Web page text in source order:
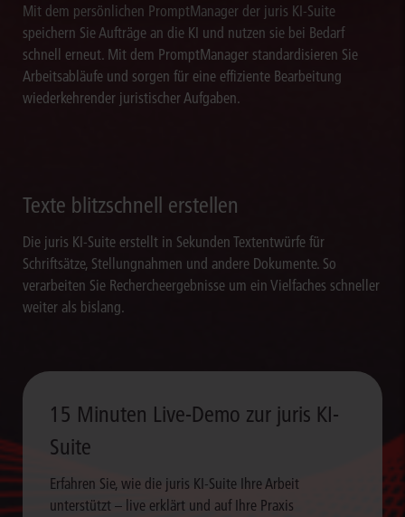
Mit dem persönlichen PromptManager der juris KI-Suite
speichern Sie Aufträge an die KI und nutzen sie bei Bedarf
schnell erneut. Mit dem PromptManager standardisieren Sie
Arbeitsabläufe und sorgen für eine effiziente Bearbeitung
wiederkehrender juristischer Aufgaben.
Texte blitzschnell erstellen
Die juris KI-Suite erstellt in Sekunden Textentwürfe für
Schriftsätze, Stellungnahmen und andere Dokumente. So
verarbeiten Sie Rechercheergebnisse um ein Vielfaches schneller
weiter als bislang.
15 Minuten Live-Demo zur juris KI-
Suite
Erfahren Sie, wie die juris KI-Suite Ihre Arbeit
unterstützt – live erklärt und auf Ihre Praxis